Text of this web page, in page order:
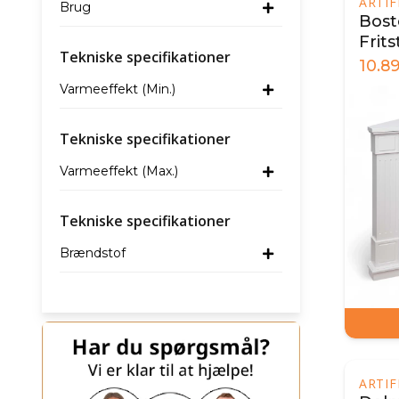
Brug
Tekniske specifikationer
Varmeeffekt (Min.)
Tekniske specifikationer
Varmeeffekt (Max.)
Tekniske specifikationer
Brændstof